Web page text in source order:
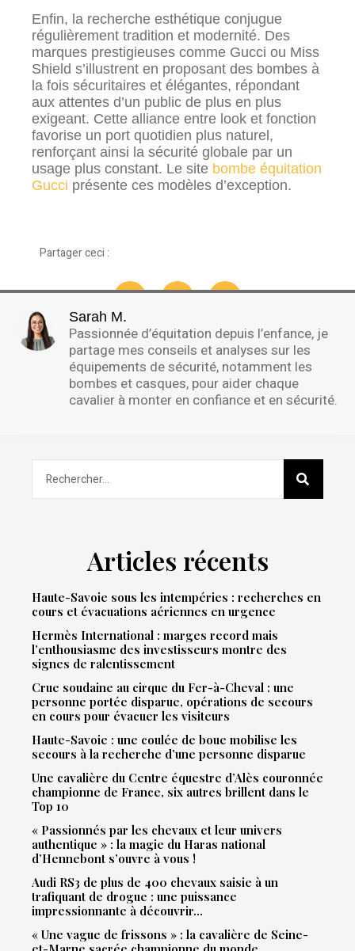
Enfin, la recherche esthétique conjugue
régulièrement tradition et modernité. Des
marques prestigieuses comme Gucci ou Miss
Shield s’illustrent en proposant des bombes à
la fois sécuritaires et élégantes, répondant
aux attentes d’un public de plus en plus
exigeant. Cette alliance entre look et fonction
favorise un port quotidien plus naturel,
renforçant ainsi la sécurité globale par un
usage plus constant. Le site bombe équitation
Gucci présente ces modèles d’exception.
Partager ceci :
Sarah M.
Passionnée d’équitation depuis l’enfance, je
partage mes conseils et analyses sur les
équipements de sécurité, notamment les
bombes et casques, pour aider chaque
cavalier à monter en confiance et en sécurité.
Articles récents
Haute-Savoie sous les intempéries : recherches en
cours et évacuations aériennes en urgence
Hermès International : marges record mais
l’enthousiasme des investisseurs montre des
signes de ralentissement
Crue soudaine au cirque du Fer-à-Cheval : une
personne portée disparue, opérations de secours
en cours pour évacuer les visiteurs
Haute-Savoie : une coulée de boue mobilise les
secours à la recherche d’une personne disparue
Une cavalière du Centre équestre d’Alès couronnée
championne de France, six autres brillent dans le
Top 10
« Passionnés par les chevaux et leur univers
authentique » : la magie du Haras national
d’Hennebont s’ouvre à vous !
Audi RS3 de plus de 400 chevaux saisie à un
trafiquant de drogue : une puissance
impressionnante à découvrir…
« Une vague de frissons » : la cavalière de Seine-